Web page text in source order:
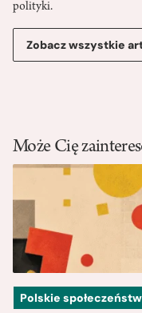
polityki.
Zobacz wszystkie
Może Cię
Polskie